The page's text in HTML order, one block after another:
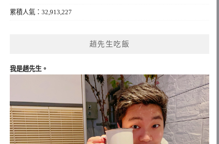
累積人氣：32,913,227
趙先生吃飯
我是趙先生。